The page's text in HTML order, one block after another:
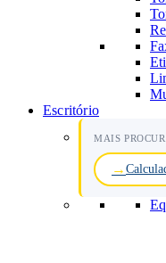
Escritório
MAIS